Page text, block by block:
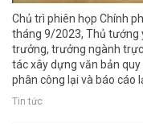
Chủ trì phiên họp Chính
tháng 9/2023, Thủ tướng
trưởng, trưởng ngành
tác xây dựng văn bản
phân công lại và báo cáo
Tin tức